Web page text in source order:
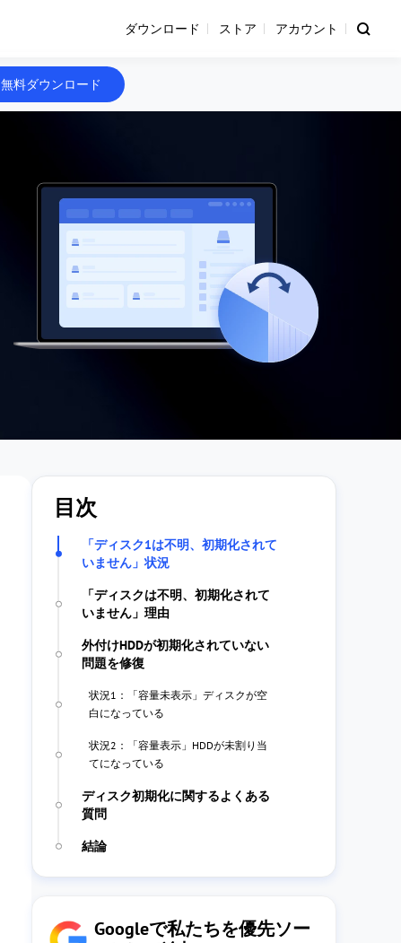
ダウンロード ストア アカウント
無料ダウンロード
目次
「ディスク1は不明、初期化されて
いません」状況
「ディスクは不明、初期化されて
いません」理由
外付けHDDが初期化されていない
問題を修復
状況1：「容量未表示」ディスクが空
白になっている
状況2：「容量表示」HDDが未割り当
てになっている
ディスク初期化に関するよくある
質問
結論
Googleで私たちを優先ソー